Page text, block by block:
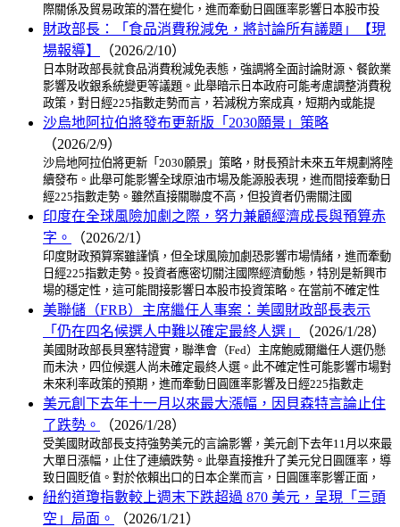
際關係及貿易政策的潛在變化，進而牽動日圓匯率影響日本股市投
財政部長：「食品消費稅減免，將討論所有議題」【現
場報導】
（2026/2/10）
日本財政部長就食品消費稅減免表態，強調將全面討論財源、餐飲業
影響及收銀系統變更等議題。此舉暗示日本政府可能考慮調整消費稅
政策，對日經225指數走勢而言，若減稅方案成真，短期內或能提
沙烏地阿拉伯將發布更新版「2030願景」策略
（2026/2/9）
沙烏地阿拉伯將更新「2030願景」策略，財長預計未來五年規劃將陸
續發布。此舉可能影響全球原油市場及能源股表現，進而間接牽動日
經225指數走勢。雖然直接關聯度不高，但投資者仍需關注國
印度在全球風險加劇之際，努力兼顧經濟成長與預算赤
字。
（2026/2/1）
印度財政預算案雖謹慎，但全球風險加劇恐影響市場情緒，進而牽動
日經225指數走勢。投資者應密切關注國際經濟動態，特別是新興市
場的穩定性，這可能間接影響日本股市投資策略。在當前不確定性
美聯儲（FRB）主席繼任人事案：美國財政部長表示
「仍在四名候選人中難以確定最終人選」
（2026/1/28）
美國財政部長貝塞特證實，聯準會（Fed）主席鮑威爾繼任人選仍懸
而未決，四位候選人尚未確定最終人選。此不確定性可能影響市場對
未來利率政策的預期，進而牽動日圓匯率影響及日經225指數走
美元創下去年十一月以來最大漲幅，因貝森特言論止住
了跌勢。
（2026/1/28）
受美國財政部長支持強勢美元的言論影響，美元創下去年11月以來最
大單日漲幅，止住了連續跌勢。此舉直接推升了美元兌日圓匯率，導
致日圓貶值。對於依賴出口的日本企業而言，日圓匯率影響正面，
紐約道瓊指數較上週末下跌超過 870 美元，呈現「三頭
空」局面。
（2026/1/21）